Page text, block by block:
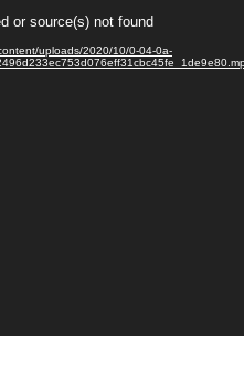
or source(s) not found
uploads/2020/10/0-04-0a-